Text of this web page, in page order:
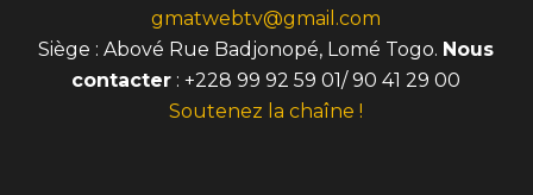
gmatwebtv@gmail.com
Siège : Abové Rue Badjonopé, Lomé Togo. Nous
contacter : +228 99 92 59 01/ 90 41 29 00
Soutenez la chaîne !